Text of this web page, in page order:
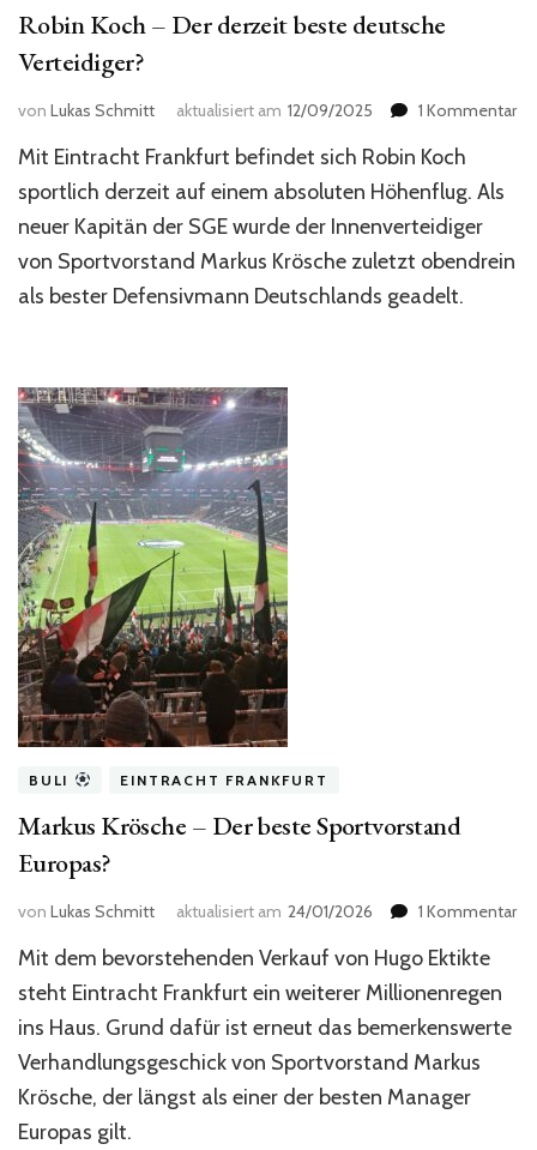
Robin Koch – Der derzeit beste deutsche
Verteidiger?
von Lukas Schmitt aktualisiert am 12/09/2025 1 Kommentarzu
Mit Eintracht Frankfurt befindet sich Robin Koch
sportlich derzeit auf einem absoluten Höhenflug. Als
neuer Kapitän der SGE wurde der Innenverteidiger
von Sportvorstand Markus Krösche zuletzt obendrein
als bester Defensivmann Deutschlands geadelt.
BULI EINTRACHT FRANKFURT
Markus Krösche – Der beste Sportvorstand
Europas?
von Lukas Schmitt aktualisiert am 24/01/2026 1 Kommentarzu
Mit dem bevorstehenden Verkauf von Hugo Ektikte
steht Eintracht Frankfurt ein weiterer Millionenregen
ins Haus. Grund dafür ist erneut das bemerkenswerte
Verhandlungsgeschick von Sportvorstand Markus
Krösche, der längst als einer der besten Manager
Europas gilt.